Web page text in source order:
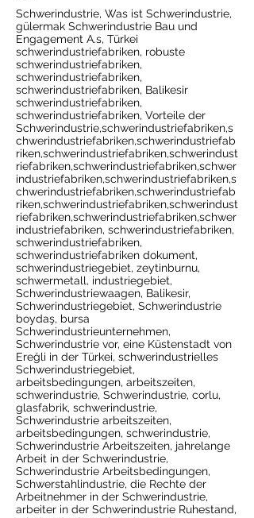
Schwerindustrie, Was ist Schwerindustrie,
gülermak Schwerindustrie Bau und
Engagement A.s, Türkei
schwerindustriefabriken, robuste
schwerindustriefabriken,
schwerindustriefabriken,
schwerindustriefabriken, Balikesir
schwerindustriefabriken,
schwerindustriefabriken, Vorteile der
Schwerindustrie,schwerindustriefabriken,s
chwerindustriefabriken,schwerindustriefab
riken,schwerindustriefabriken,schwerindust
riefabriken,schwerindustriefabriken,schwer
industriefabriken,schwerindustriefabriken,s
chwerindustriefabriken,schwerindustriefab
riken,schwerindustriefabriken,schwerindust
riefabriken,schwerindustriefabriken,schwer
industriefabriken, schwerindustriefabriken,
schwerindustriefabriken,
schwerindustriefabriken dokument,
schwerindustriegebiet, zeytinburnu,
schwermetall, industriegebiet,
Schwerindustriewaagen, Balikesir,
Schwerindustriegebiet, Schwerindustrie
boydaş, bursa
Schwerindustrieunternehmen,
Schwerindustrie vor, eine Küstenstadt von
Ereğli in der Türkei, schwerindustrielles
Schwerindustriegebiet,
arbeitsbedingungen, arbeitszeiten,
schwerindustrie, Schwerindustrie, corlu,
glasfabrik, schwerindustrie,
Schwerindustrie arbeitszeiten,
arbeitsbedingungen, schwerindustrie,
Schwerindustrie Arbeitszeiten, jahrelange
Arbeit in der Schwerindustrie,
Schwerindustrie Arbeitsbedingungen,
Schwerstahlindustrie, die Rechte der
Arbeitnehmer in der Schwerindustrie,
arbeiter in der Schwerindustrie Ruhestand,